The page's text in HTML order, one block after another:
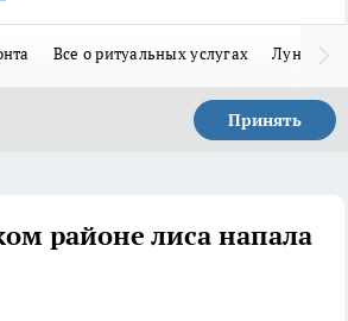
Все о ритуальных услугах Лунно-
Принять
районе лиса напала